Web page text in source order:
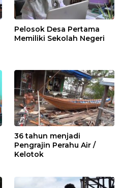
Pelosok Desa Pertama
Memiliki Sekolah Negeri
36 tahun menjadi
Pengrajin Perahu Air /
Kelotok